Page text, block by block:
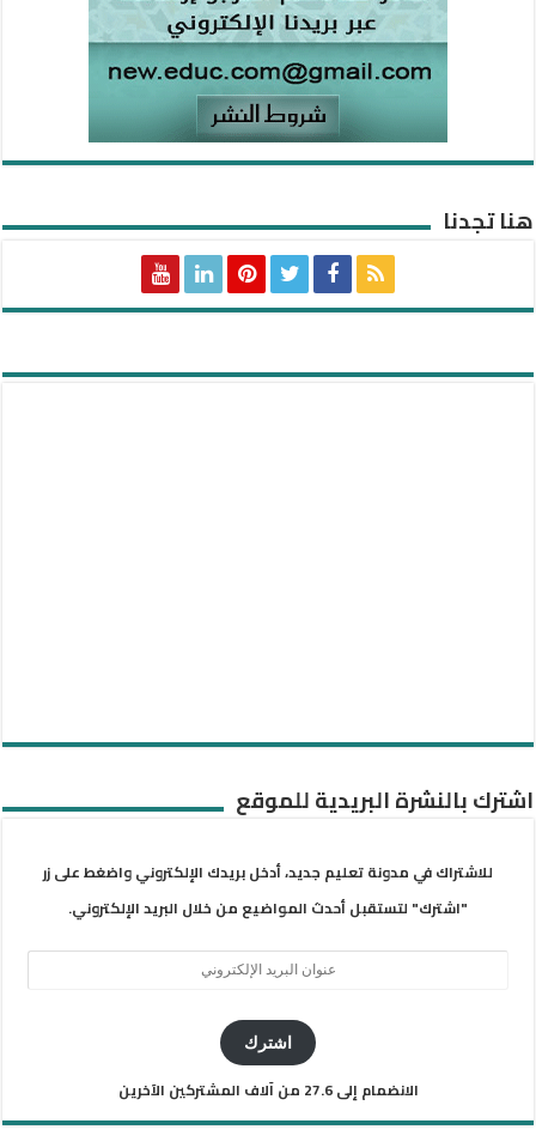
هنا تجدنا
اشترك بالنشرة البريدية للموقع
للاشتراك في مدونة تعليم جديد، أدخل بريدك الإلكتروني واضغط على زر
"اشترك" لتستقبل أحدث المواضيع من خلال البريد الإلكتروني.
اشترك
الانضمام إلى 27.6 من آلاف المشتركين الآخرين